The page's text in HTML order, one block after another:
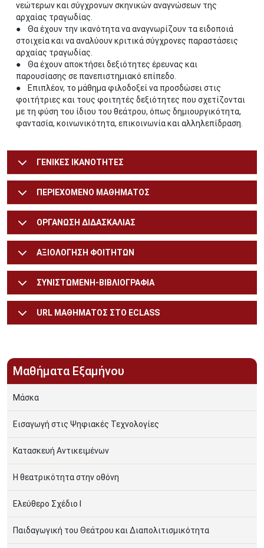
νεώτερων και σύγχρονων σκηνικών αναγνώσεων της
αρχαίας τραγωδίας.
● Θα έχουν την ικανότητα να αναγνωρίζουν τα ειδοποιά
στοιχεία και να αναλύουν κριτικά σύγχρονες παραστάσεις
αρχαίας τραγωδίας.
● Θα έχουν αποκτήσει δεξιότητες έρευνας και
παρουσίασης σε πανεπιστημιακό επίπεδο.
● Επιπλέον, το μάθημα φιλοδοξεί να προσδώσει στις
φοιτήτριες και τους φοιτητές δεξιότητες που σχετίζονται
με τη φύση του ίδιου του θεάτρου, όπως δημιουργικότητα,
φαντασία, κοινωνικότητα, επικοινωνία και αλληλεπίδραση.
ΓΕΝΙΚΕΣ ΙΚΑΝΟΤΗΤΕΣ
ΠΕΡΙΕΧΟΜΕΝΟ ΜΑΘΗΜΑΤΟΣ
ΟΡΓΑΝΩΣΗ ΔΙΔΑΣΚΑΛΙΑΣ
ΑΞΙΟΛΟΓΗΣΗ ΦΟΙΤΗΤΩΝ
ΣΥΝΙΣΤΩΜΕΝΗ-ΒΙΒΛΙΟΓΡΑΦΙΑ
URL ΜΑΘΗΜΑΤΟΣ ΣΤΟ ECLASS
Μαθήματα Εξαμήνου
Μάσκα
Εισαγωγή στις Ψηφιακές Τεχνολογίες
Κατασκευή Αντικειμένων
Η θεατρικότητα στην οθόνη
Ελεύθερο Σχέδιο Ι
Παιδαγωγική του Θεάτρου και Διαπολιτισμικότητα